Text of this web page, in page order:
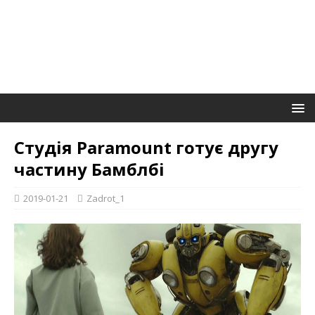
Студія Paramount готує другу
частину Бамблбі
2019-01-21 Zadrot_1